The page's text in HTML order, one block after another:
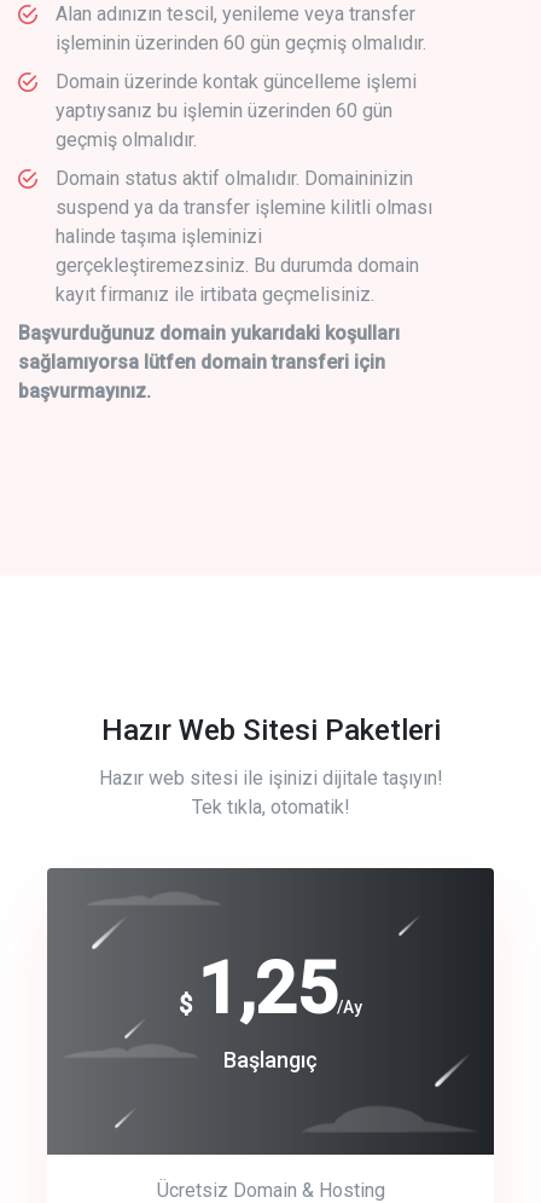
Alan adınızın tescil, yenileme veya transfer
işleminin üzerinden 60 gün geçmiş olmalıdır.
Domain üzerinde kontak güncelleme işlemi
yaptıysanız bu işlemin üzerinden 60 gün
geçmiş olmalıdır.
Domain status aktif olmalıdır. Domaininizin
suspend ya da transfer işlemine kilitli olması
halinde taşıma işleminizi
gerçekleştiremezsiniz. Bu durumda domain
kayıt firmanız ile irtibata geçmelisiniz.
Başvurduğunuz domain yukarıdaki koşulları
sağlamıyorsa lütfen domain transferi için
başvurmayınız.
Hazır Web Sitesi Paketleri
Hazır web sitesi ile işinizi dijitale taşıyın!
Tek tıkla, otomatik!
$ 1,25/Ay
Başlangıç
Ücretsiz Domain & Hosting
Free
Basic